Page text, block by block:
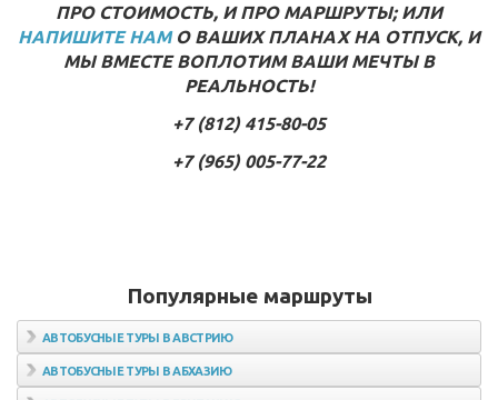
ПРО СТОИМОСТЬ, И ПРО МАРШРУТЫ; ИЛИ
НАПИШИТЕ НАМО ВАШИХ ПЛАНАХ НА ОТПУСК, И
МЫ ВМЕСТЕ ВОПЛОТИМ ВАШИ МЕЧТЫ В
РЕАЛЬНОСТЬ!
+7 (812) 415-80-05
+7 (965) 005-77-22
Популярные маршруты
АВТОБУСНЫЕ ТУРЫ В АВСТРИЮ
Автобусные туры в Вену
Автобусные туры в Зальцбург
АВТОБУСНЫЕ ТУРЫ В АБХАЗИЮ